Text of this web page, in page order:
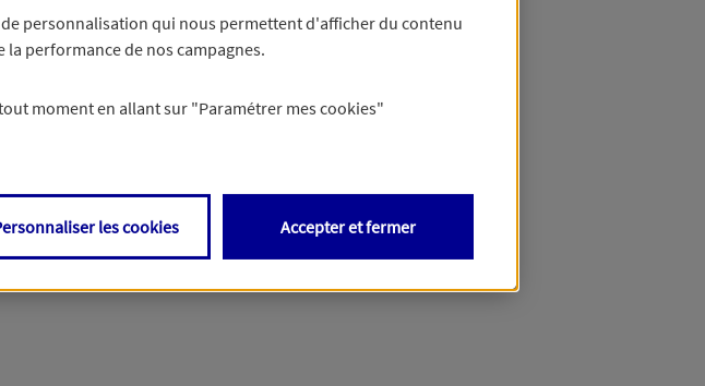
personnalisation qui nous permettent d'afficher du contenu
performance de nos campagnes.
moment en allant sur "Paramétrer mes cookies"
les cookies Accepter et fermer